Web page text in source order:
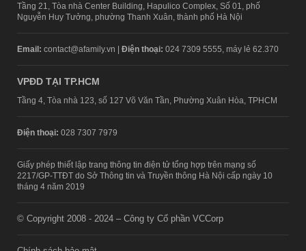
Tầng 21, Tòa nhà Center Building, Hapulico Complex, Số 01, phố
Nguyễn Huy Tưởng, phường Thanh Xuân, thành phố Hà Nội
Email: contact@afamily.vn | Điện thoại: 024 7309 5555, máy lẻ 62.370
VPĐD TẠI TP.HCM
Tầng 4, Tòa nhà 123, số 127 Võ Văn Tần, Phường Xuân Hòa, TPHCM
Điện thoại: 028 7307 7979
Giấy phép thiết lập trang thông tin điện tử tổng hợp trên mạng số
2217/GP-TTĐT do Sở Thông tin và Truyền thông Hà Nội cấp ngày 10
tháng 4 năm 2019
© Copyright 2008 - 2024 – Công ty Cổ phần VCCorp